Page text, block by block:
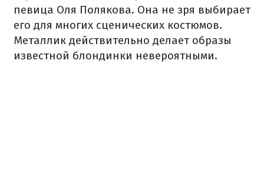
певица Оля Полякова. Она не зря выбирает
его для многих сценических костюмов.
Металлик действительно делает образы
известной блондинки невероятными.